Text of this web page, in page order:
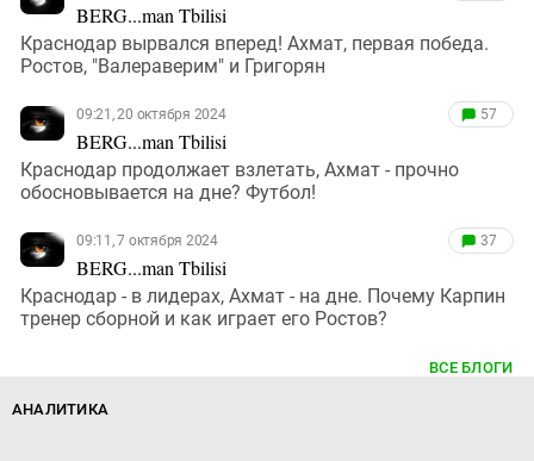
BERG...man Tbilisi
Краснодар вырвался вперед! Ахмат, первая победа.
Ростов, "Валераверим" и Григорян
09:21, 20 октября 2024
BERG...man Tbilisi
57
Краснодар продолжает взлетать, Ахмат - прочно
обосновывается на дне? Футбол!
09:11, 7 октября 2024
BERG...man Tbilisi
37
Краснодар - в лидерах, Ахмат - на дне. Почему Карпин
тренер сборной и как играет его Ростов?
ВСЕ БЛОГИ
АНАЛИТИКА